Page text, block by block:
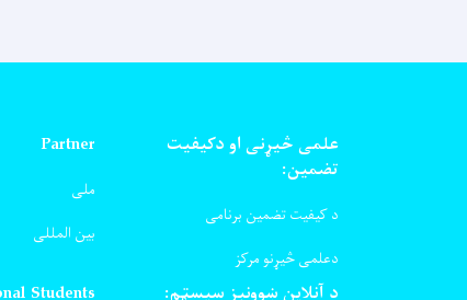
علمی څیړنی او دکیفیت
تضمین:
د کیفیت تضمین برنامی
دعلمی څیړنو مرکز
Partner
ملی
بین المللی